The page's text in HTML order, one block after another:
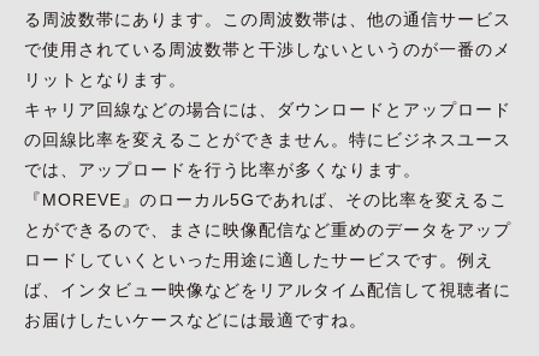
る周波数帯にあります。この周波数帯は、他の通信サービス
で使用されている周波数帯と干渉しないというのが一番のメ
リットとなります。
キャリア回線などの場合には、ダウンロードとアップロード
の回線比率を変えることができません。特にビジネスユース
では、アップロードを行う比率が多くなります。
『MOREVE』のローカル5Gであれば、その比率を変えるこ
とができるので、まさに映像配信など重めのデータをアップ
ロードしていくといった用途に適したサービスです。例え
ば、インタビュー映像などをリアルタイム配信して視聴者に
お届けしたいケースなどには最適ですね。